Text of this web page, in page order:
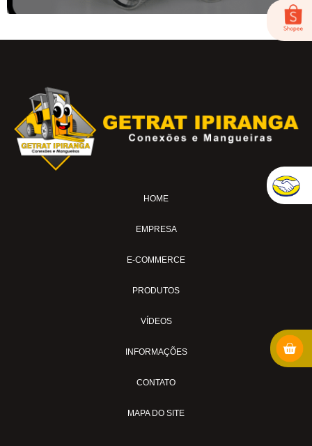
HOME
EMPRESA
E-COMMERCE
PRODUTOS
VÍDEOS
INFORMAÇÕES
CONTATO
MAPA DO SITE